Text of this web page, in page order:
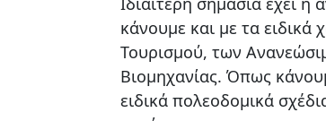
κάνουμε και με τα
Τουρισμού, των
Βιομηχανίας. Όπως
ειδικά πολεοδομικά